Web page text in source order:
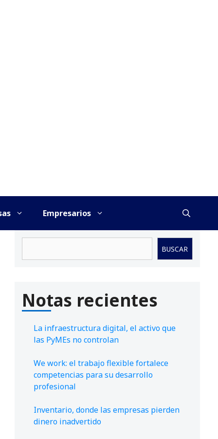
Empresarios
BUSCAR
Notas recientes
La infraestructura digital, el activo que
las PyMEs no controlan
We work: el trabajo flexible fortalece
competencias para su desarrollo
profesional
Inventario, donde las empresas pierden
dinero inadvertido